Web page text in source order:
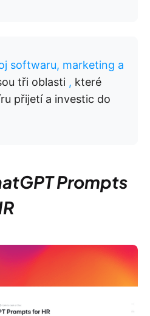
softwaru, marketing a
tři oblasti , které
přijetí a investic do
Prompts